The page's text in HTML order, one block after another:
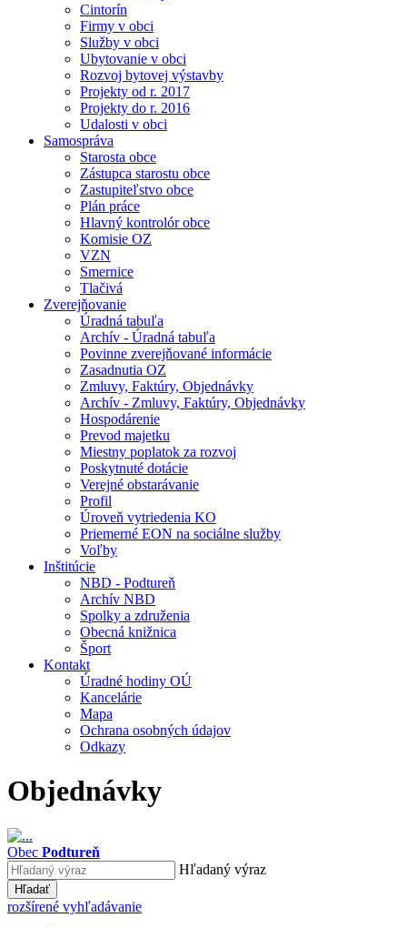
Cintorín
Firmy v obci
Služby v obci
Ubytovanie v obci
Rozvoj bytovej výstavby
Projekty od r. 2017
Projekty do r. 2016
Udalosti v obci
Samospráva
Starosta obce
Zástupca starostu obce
Zastupiteľstvo obce
Plán práce
Hlavný kontrolór obce
Komisie OZ
VZN
Smernice
Tlačivá
Zverejňovanie
Úradná tabuľa
Archív - Úradná tabuľa
Povinne zverejňované informácie
Zasadnutia OZ
Zmluvy, Faktúry, Objednávky
Archív - Zmluvy, Faktúry, Objednávky
Hospodárenie
Prevod majetku
Miestny poplatok za rozvoj
Poskytnuté dotácie
Verejné obstarávanie
Profil
Úroveň vytriedenia KO
Priemerné EON na sociálne služby
Voľby
Inštitúcie
NBD - Podtureň
Archív NBD
Spolky a združenia
Obecná knižnica
Šport
Kontakt
Úradné hodiny OÚ
Kancelárie
Mapa
Ochrana osobných údajov
Odkazy
Objednávky
Obec Podtureň
Hľadaný výraz
Hľadať
rozšírené vyhľadávanie